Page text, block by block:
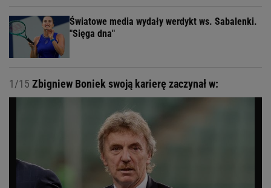
Światowe media wydały werdykt ws. Sabalenki.
"Sięga dna"
1/15 Zbigniew Boniek swoją karierę zaczynał w: